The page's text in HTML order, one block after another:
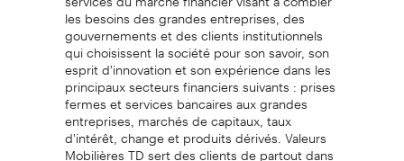
les besoins des grandes entreprises, des
gouvernements et des clients institutionnels
qui choisissent la société pour son savoir, son
esprit d'innovation et son expérience dans les
principaux secteurs financiers suivants : prises
fermes et services bancaires aux grandes
entreprises, marchés de capitaux, taux
d'intérêt, change et produits dérivés. Valeurs
Mobilières TD sert des clients de partout dans